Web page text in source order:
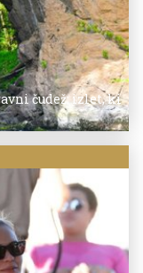
čudež: izlet, ki